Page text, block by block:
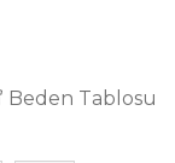
Beden Tablosu